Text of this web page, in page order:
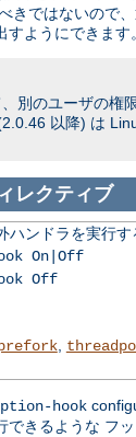
きではないので
ようにできます。
別のユーザの権
以降) は
レクティブ
ハンドラを実行
On|Off
Off
,
hook
きるような フッ